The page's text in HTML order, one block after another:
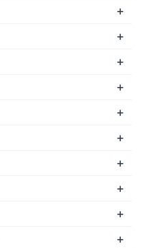
+
+
+
+
+
+
+
+
+
+